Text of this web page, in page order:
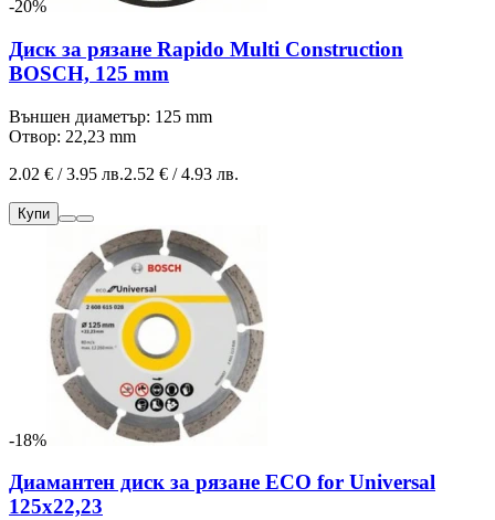
-20%
Диск за рязане Rapido Multi Construction
BOSCH, 125 mm
Външен диаметър: 125 mm
Отвор: 22,23 mm
2.02 € / 3.95 лв.2.52 € / 4.93 лв.
Купи
-18%
Диамантен диск за рязане ECO for Universal
125x22,23